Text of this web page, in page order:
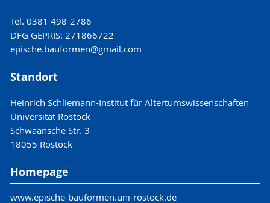
Tel. 0381 498-2786
DFG GEPRIS: 271866722
epische.bauformen@gmail.com
Standort
Heinrich Schliemann-Institut für Altertumswissenschaften
Universität Rostock
Schwaansche Str. 3
18055 Rostock
Homepage
www.epische-bauformen.uni-rostock.de